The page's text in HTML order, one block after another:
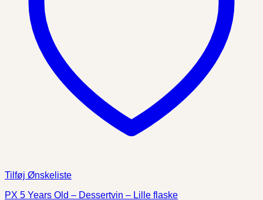
Tilføj Ønskeliste
PX 5 Years Old – Dessertvin – Lille flaske